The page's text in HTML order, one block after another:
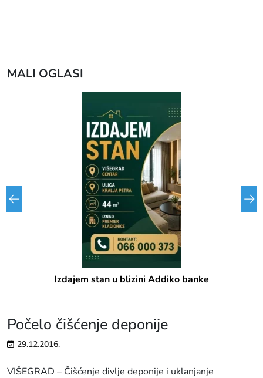
MALI OGLASI
Izdajem stan u blizini Addiko banke
Počelo čišćenje deponije
29.12.2016.
VIŠEGRAD – Čišćenje divlje deponije i uklanjanje